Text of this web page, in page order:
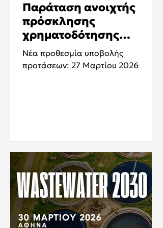
Παράταση ανοιχτής
πρόσκλησης
χρηματοδότησης
AquaLoops4Med
Νέα προθεσμία υποβολής
προτάσεων: 27 Μαρτίου 2026